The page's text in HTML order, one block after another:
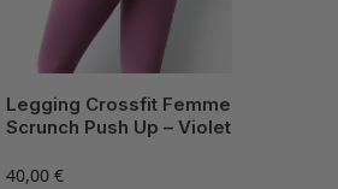
Legging Crossfit Femme
Scrunch Push Up – Violet
40,00€